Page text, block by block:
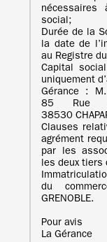
social;
Durée de la
la date de
au Registre
Capital
uniquement
Gérance :
85 Rue
38530
Clauses
agrément
par les
les deux tiers
du
GRENOBLE.
Pour avis
La Gérance